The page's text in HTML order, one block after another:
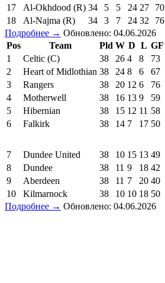
17
Al-Okhdood (R) 34 5 5 24 27 70
18
Al-Najma (R) 34 3 7 24 32 76
Подробнее → Обновлено: 04.06.2026
Pos
Team Pld W D L GF
1
Celtic (C) 38 26 4 8 73
2
Heart of Midlothian 38 24 8 6 67
3
Rangers 38 20 12 6 76
4
Motherwell 38 16 13 9 59
5
Hibernian 38 15 12 11 58
6
Falkirk 38 14 7 17 50
7 Dundee United 38 10 15 13 49
8
Dundee 38 11 9 18 42
9
Aberdeen 38 11 7 20 40
10
Kilmarnock 38 10 10 18 50
Подробнее → Обновлено: 04.06.2026